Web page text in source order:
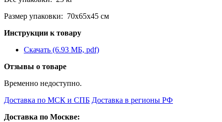
Размер упаковки: 70х65х45 см
Инструкции к товару
Скачать (6.93 МБ, pdf)
Отзывы о товаре
Временно недоступно.
Доставка по МСК и СПБ Доставка в регионы РФ
Доставка по Москве: